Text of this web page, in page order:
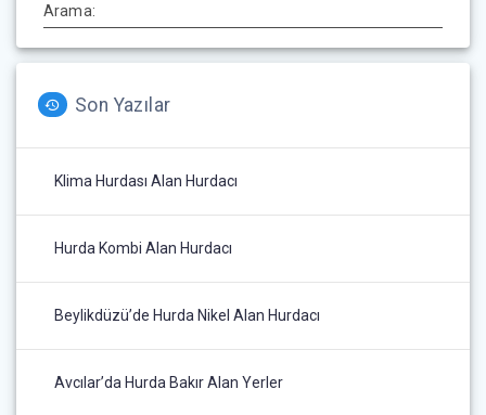
Arama:
Son Yazılar
Klima Hurdası Alan Hurdacı
Hurda Kombi Alan Hurdacı
Beylikdüzü’de Hurda Nikel Alan Hurdacı
Avcılar’da Hurda Bakır Alan Yerler